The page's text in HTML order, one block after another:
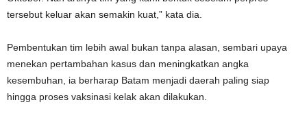
tersebut keluar akan semakin kuat,” kata dia.
Pembentukan tim lebih awal bukan tanpa alasan, sembari upaya
menekan pertambahan kasus dan meningkatkan angka
kesembuhan, ia berharap Batam menjadi daerah paling siap
hingga proses vaksinasi kelak akan dilakukan.